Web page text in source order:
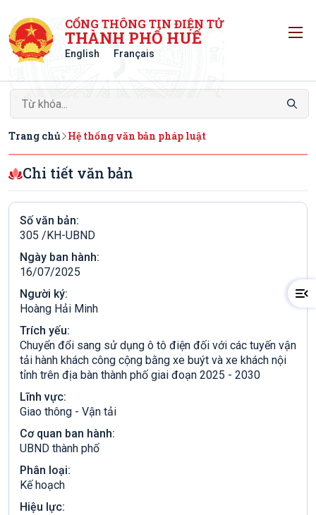
CỔNG THÔNG TIN ĐIỆN TỬ
THÀNH PHỐ HUẾ
English Français
Trang chủ Hệ thống văn bản pháp luật
Chi tiết văn bản
Số văn bản:
305 /KH-UBND
Ngày ban hành:
16/07/2025
Người ký:
Hoàng Hải Minh
Trích yếu:
Chuyển đổi sang sử dụng ô tô điện đối với các tuyến vận
tải hành khách công cộng bằng xe buýt và xe khách nội
tỉnh trên địa bàn thành phố giai đoạn 2025 - 2030
Lĩnh vực:
Giao thông - Vận tải
Cơ quan ban hành:
UBND thành phố
Phân loại:
Kế hoạch
Hiệu lực: